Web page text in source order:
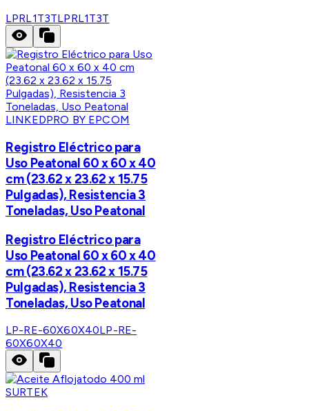
LPRL1T3TLPRL1T3T
LINKEDPRO BY EPCOM
Registro Eléctrico para
Uso Peatonal 60 x 60 x 40
cm (23.62 x 23.62 x 15.75
Pulgadas), Resistencia 3
Toneladas, Uso Peatonal
Registro Eléctrico para
Uso Peatonal 60 x 60 x 40
cm (23.62 x 23.62 x 15.75
Pulgadas), Resistencia 3
Toneladas, Uso Peatonal
LP-RE-60X60X40LP-RE-
60X60X40
SURTEK